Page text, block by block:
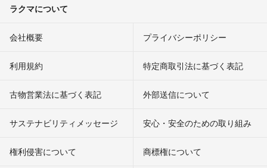
ラクマについて
会社概要 プライバシーポリシー
利用規約 特定商取引法に基づく表記
古物営業法に基づく表記 外部送信について
サステナビリティメッセージ 安心・安全のための取り組み
権利侵害について
商標権について